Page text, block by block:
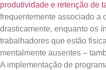
produtividade e retenção de
frequentemente associado a
drasticamente, enquanto os
trabalhadores que estão
mentalmente ausentes –
A implementação de